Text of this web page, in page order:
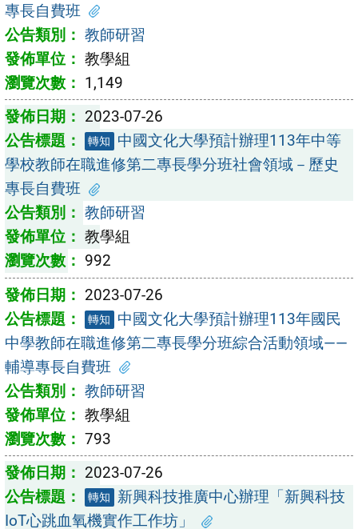
專長自費班
教師研習
教學組
1,149
2023-07-26
轉知
中國文化大學預計辦理113年中等
學校教師在職進修第二專長學分班社會領域－歷史
專長自費班
教師研習
教學組
992
2023-07-26
轉知
中國文化大學預計辦理113年國民
中學教師在職進修第二專長學分班綜合活動領域——
輔導專長自費班
教師研習
教學組
793
2023-07-26
轉知
新興科技推廣中心辦理「新興科技
IoT心跳血氧機實作工作坊」